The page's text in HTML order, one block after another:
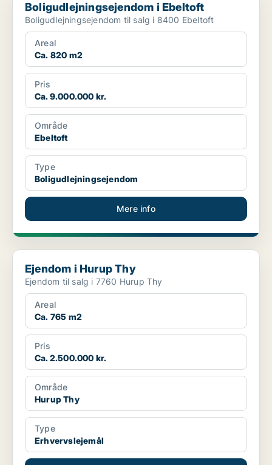
Boligudlejningsejendom i Ebeltoft
Boligudlejningsejendom til salg i 8400 Ebeltoft
Areal
Ca. 820 m2
Pris
Ca. 9.000.000 kr.
Område
Ebeltoft
Type
Boligudlejningsejendom
Mere info
Ejendom i Hurup Thy
Ejendom i Hurup Thy
Ejendom til salg i 7760 Hurup Thy
Areal
Ca. 765 m2
Pris
Ca. 2.500.000 kr.
Område
Hurup Thy
Type
Erhvervslejemål